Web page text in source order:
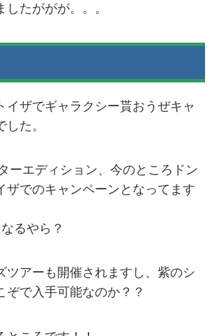
たががが。。。
イザでギャラクシー貰おうぜキャ
た。
ーエディション、今のところドン
でのキャンペーンとなってます
るやら？
ツアーも開催されますし、紫のシ
ぞで入手可能なのか？？